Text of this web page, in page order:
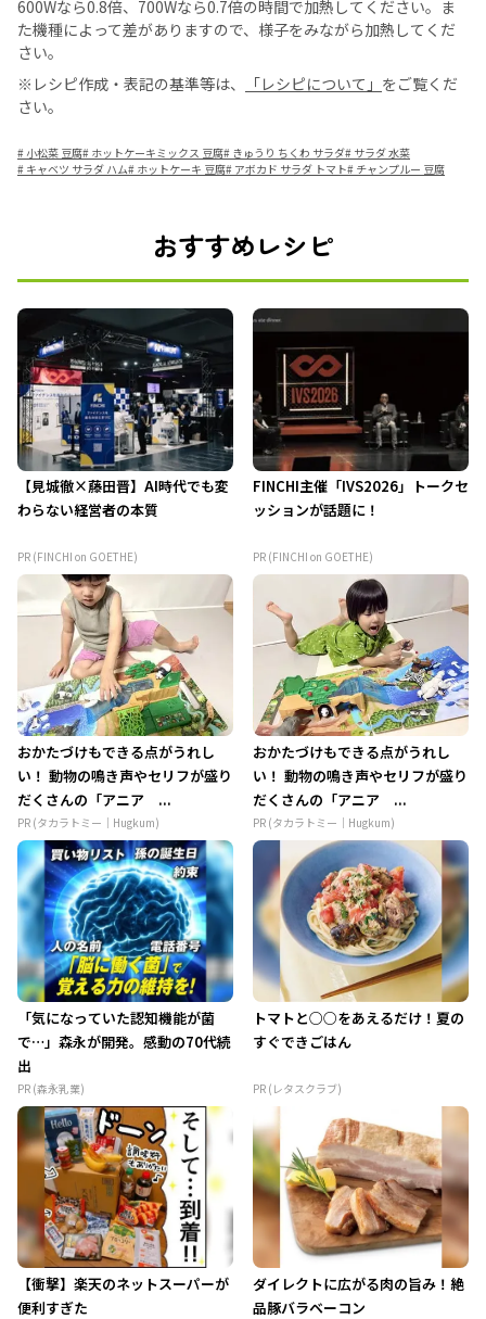
600Wなら0.8倍、700Wなら0.7倍の時間で加熱してください。ま
た機種によって差がありますので、様子をみながら加熱してくだ
さい。
※レシピ作成・表記の基準等は、
「レシピについて」 をご覧くだ
さい。
# 小松菜 豆腐# ホットケーキミックス 豆腐# きゅうり ちくわ サラダ# サラダ 水菜
# キャベツ サラダ ハム# ホットケーキ 豆腐# アボカド サラダ トマト# チャンプルー 豆腐
おすすめレシピ
【見城徹×藤田晋】AI時代でも変
わらない経営者の本質
PR (FINCHI on GOETHE)
FINCHI主催「IVS2026」トークセ
ッションが話題に！
PR (FINCHI on GOETHE)
おかたづけもできる点がうれし
い！ 動物の鳴き声やセリフが盛り
だくさんの「アニア ...
PR (タカラトミー｜Hugkum)
おかたづけもできる点がうれし
い！ 動物の鳴き声やセリフが盛り
だくさんの「アニア ...
PR (タカラトミー｜Hugkum)
「気になっていた認知機能が菌
で…」森永が開発。感動の70代続
出
PR (森永乳業)
トマトと○○をあえるだけ！夏の
すぐできごはん
PR (レタスクラブ)
【衝撃】楽天のネットスーパーが
便利すぎた
ダイレクトに広がる肉の旨み！絶
品豚バラベーコン